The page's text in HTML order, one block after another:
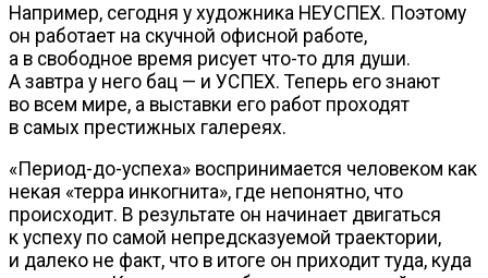
Например, сегодня у художника НЕУСПЕХ. Поэтому
он работает на скучной офисной работе,
а в свободное время рисует что-то для души.
А завтра у него бац — и УСПЕХ. Теперь его знают
во всем мире, а выставки его работ проходят
в самых престижных галереях.
«Период-до-успеха» воспринимается человеком как
некая «терра инкогнита», где непонятно, что
происходит. В результате он начинает двигаться
к успеху по самой непредсказуемой траектории,
и далеко не факт, что в итоге он приходит туда, куда